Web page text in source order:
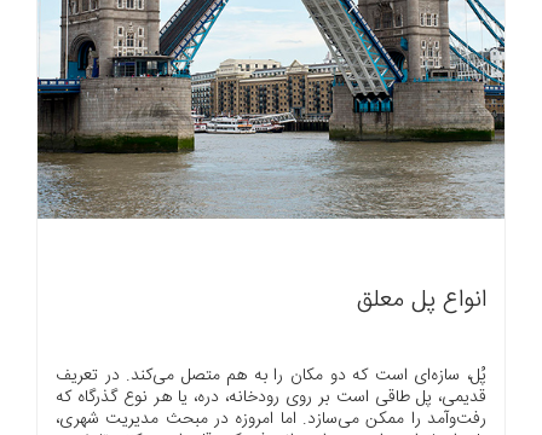
انواع پل معلق
پُل، سازه‌ای است که دو مکان را به هم متصل می‌کند. در تعریف
قدیمی، پل طاقی است بر روی رودخانه، دره، یا هر نوع گذرگاه که
رفت‌وآمد را ممکن می‌سازد. اما امروزه در مبحث مدیریت شهری،